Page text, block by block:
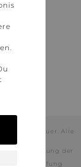
Alle
die Nutzung der
Prüfung